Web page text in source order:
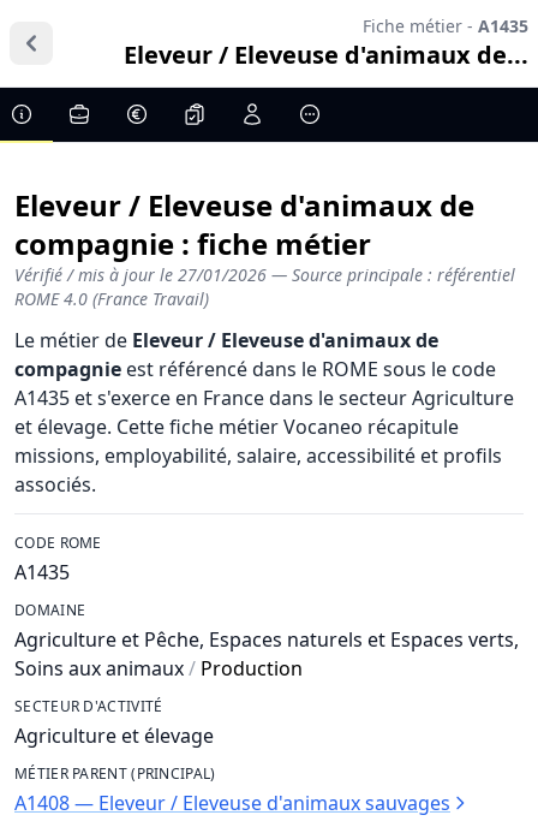
Fiche métier - A1435
Eleveur / Eleveuse d'animaux de...
Eleveur / Eleveuse d'animaux de
compagnie : fiche métier
Vérifié / mis à jour le 27/01/2026 — Source principale : référentiel
ROME 4.0 (France Travail)
Le métier de Eleveur / Eleveuse d'animaux de
compagnie est référencé dans le ROME sous le code
A1435 et s'exerce en France dans le secteur Agriculture
et élevage. Cette fiche métier Vocaneo récapitule
missions, employabilité, salaire, accessibilité et profils
associés.
CODE ROME
A1435
DOMAINE
Agriculture et Pêche, Espaces naturels et Espaces verts,
Soins aux animaux/ Production
SECTEUR D'ACTIVITÉ
Agriculture et élevage
MÉTIER PARENT (PRINCIPAL)
A1408 — Eleveur / Eleveuse d'animaux sauvages